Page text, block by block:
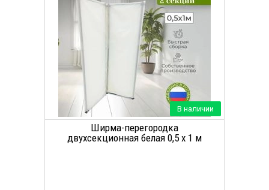
В наличии
Ширма-перегородка
двухсекционная белая 0,5 х 1 м